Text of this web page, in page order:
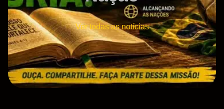
Ver todas as notícias